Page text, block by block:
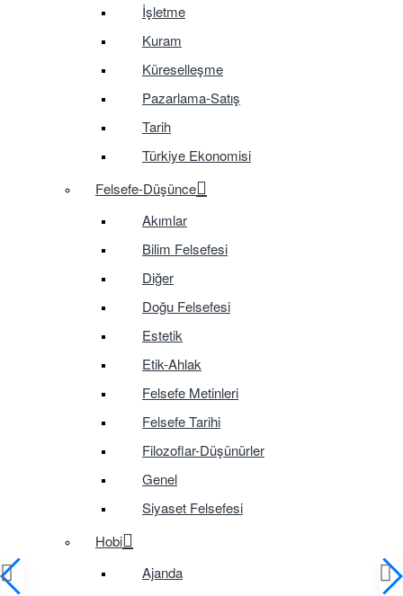
İşletme
Kuram
Küreselleşme
Pazarlama-Satış
Tarih
Türkiye Ekonomisi
Felsefe-Düşünce
Akımlar
Bilim Felsefesi
Diğer
Doğu Felsefesi
Estetik
Etik-Ahlak
Felsefe Metinleri
Felsefe Tarihi
Filozoflar-Düşünürler
Genel
Siyaset Felsefesi
Hobi
Ajanda